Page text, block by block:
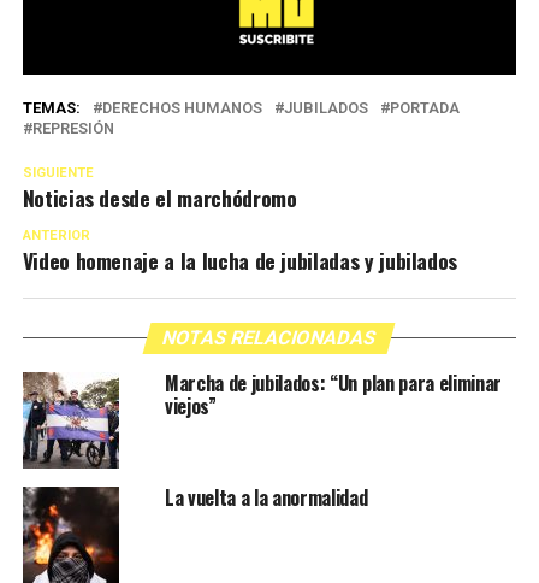
TEMAS: DERECHOS HUMANOS JUBILADOS
PORTADA
REPRESIÓN
SIGUIENTE
Noticias desde el marchódromo
ANTERIOR
Video homenaje a la lucha de jubiladas y jubilados
NOTAS RELACIONADAS
Marcha de jubilados: “Un plan para eliminar
viejos”
La vuelta a la anormalidad